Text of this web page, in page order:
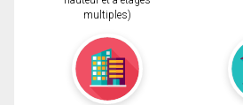
multiples)